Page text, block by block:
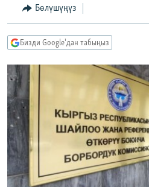
БҮГҮН АЗАТТЫКТА
БИЗ ЖАНА ДҮЙНӨ
ДАНИСТЕ
АЗАТТЫК+
ЫҢГАЙСЫЗ СУРООЛОР
ПОДКАСТ
ӨЗГӨЧӨ ПИКИР
ОНЛАЙН ШЕРИНЕ
ЭЕ/АРнун бардык сайттары
Бөлүшүңүз
Бизди Google'дан табыңыз